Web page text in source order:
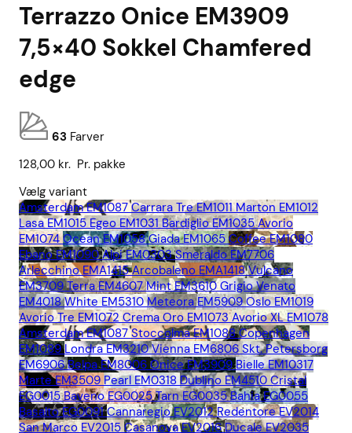
Terrazzo Onice EM3909
7,5×40 Sokkel Chamfered
edge
63 Farver
128,00 kr. Pr. pakke
Vælg variant
Amsterdam EM1087 Carrara Tre EM1011 Marton EM1012
Lasa EM1015 Egeo EM1031 Bardiglio EM1035 Avorio
EM1074 Ocean EM1058 Giada EM1065 Coffee EM1080
Ebano EM1090 Alpi EM0303 Smeraldo EM7706
Arlecchino EMA1415 Arcobaleno EMA1418 Vulcano
EM3709 Terra EM4607 Mint EM3610 Grigio Venato
EM4018 White EM5310 Meteora EM5909 Oslo EM1019
Avorio Tre EM1072 Crema Oro EM1073 Avorio XL EM1078
Amsterdam EM1087 Stoccolma EM1088 Copenhagen
EM1089 Londra EM3210 Vienna EM6806 Skt. Petersborg
EM6906 Belpa EM8006 Onice EM3909 Bielle EM10317
Marte EM3509 Pearl EM0318 Dublino EM4510 Cristal
EG0015 Baveno EG0025 Tarn EG0035 Bahia EG0055
Basalto EG0091 Cannaregio EV2012 Redentore EV2014
San Marco EV2015 Casanova EV2016 Ducale EV2035